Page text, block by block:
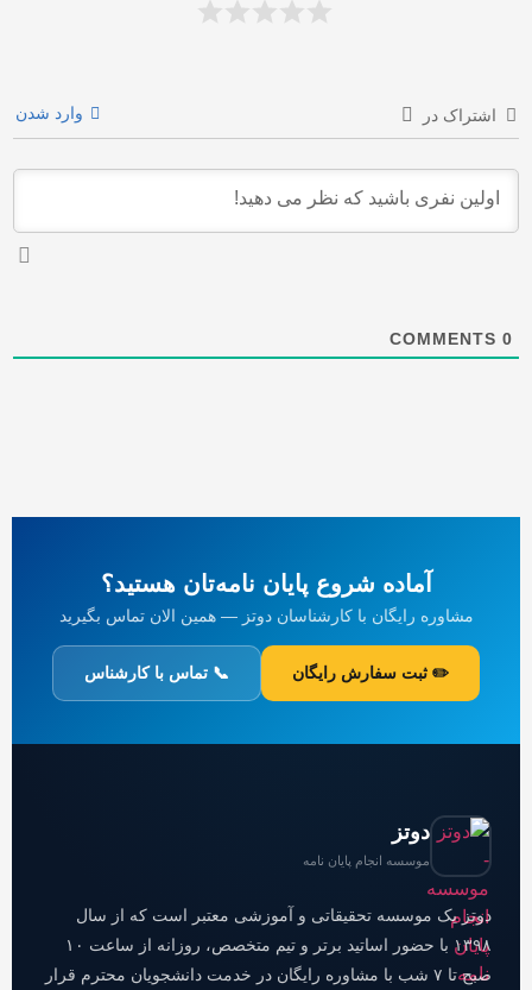
اشتراک در وارد شدن
0
آماده شروع پایان نامه‌تان هستید؟
مشاوره رایگان با کارشناسان دوتز — همین الان تماس بگیرید
✏️ ثبت سفارش رایگان 📞 تماس با کارشناس
دوتز
موسسه انجام پایان نامه
دوتز یک موسسه تحقیقاتی و آموزشی معتبر است که از سال
۱۳۹۸ با حضور اساتید برتر و تیم متخصص، روزانه از ساعت ۱۰
صبح تا ۷ شب با مشاوره رایگان در خدمت دانشجویان محترم قرار